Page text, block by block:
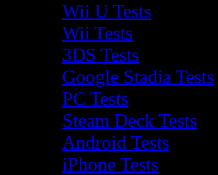
Wii U Tests
Wii Tests
3DS Tests
Google Stadia Tests
PC Tests
Steam Deck Tests
Android Tests
iPhone Tests